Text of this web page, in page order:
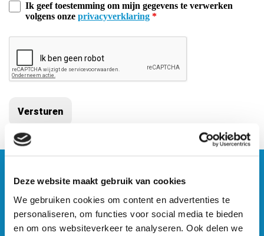
Deze website maakt gebruik van cookies
We gebruiken cookies om content en advertenties te
personaliseren, om functies voor social media te bieden
en om ons websiteverkeer te analyseren. Ook delen we
Ik geef toestemming om mijn gegevens te verwerken
volgens onzeprivacyverklaring *
BOSCH CAR SERVICE
HEERENVEEN
0513 - 744 120